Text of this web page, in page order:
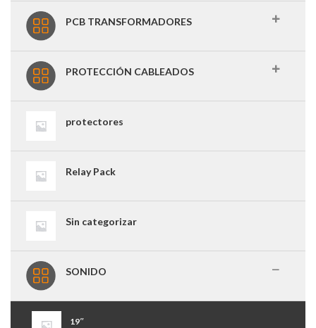
PCB TRANSFORMADORES
PROTECCIÓN CABLEADOS
protectores
Relay Pack
Sin categorizar
SONIDO
19″